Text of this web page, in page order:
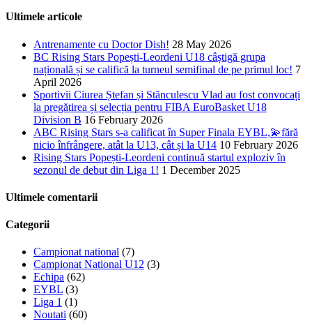
Ultimele articole
Antrenamente cu Doctor Dish! 28 May 2026
BC Rising Stars Popești-Leordeni U18 câștigă grupa
națională și se califică la turneul semifinal de pe primul loc! 7
April 2026
Sportivii Ciurea Ștefan și Stănculescu Vlad au fost convocați
la pregătirea și selecția pentru FIBA EuroBasket U18
Division B 16 February 2026
ABC Rising Stars s-a calificat în Super Finala EYBL,💫fără
nicio înfrângere, atât la U13, cât și la U14 10 February 2026
Rising Stars Popești-Leordeni continuă startul exploziv în
sezonul de debut din Liga 1! 1 December 2025
Ultimele comentarii
Categorii
Campionat national (7)
Campionat National U12 (3)
Echipa (62)
EYBL (3)
Liga 1 (1)
Noutati (60)